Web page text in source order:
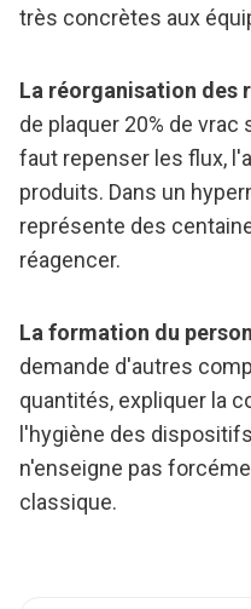
très concrètes aux
La réorganisation des
de plaquer 20% de
faut repenser les flux,
produits. Dans un
représente des
réagencer.
La formation du
demande d'autres
quantités, expliquer la
l'hygiène des
n'enseigne pas
classique.